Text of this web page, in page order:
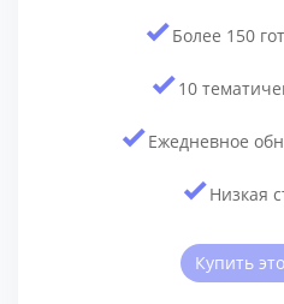
Более 150
10
Ежедневное
Низкая
Купить